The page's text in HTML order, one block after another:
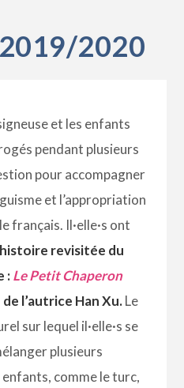
2020
et les enfants
pendant plusieurs
pour accompagner
et l’appropriation
français. Il·elle·s ont
histoire revisitée du
:Le Petit Chaperon
de l’autrice Han Xu.Le
sur lequel il·elle·s se
plusieurs
comme le turc,